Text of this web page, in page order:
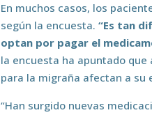
En muchos casos, los
según la encuesta.“Es tan
optan por pagar el
la encuesta ha apuntado
para la migraña afectan a su
“Han surgido nuevas